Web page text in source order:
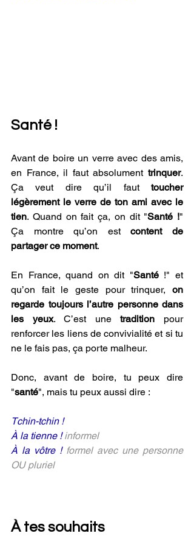
Santé !
Avant de boire un verre avec des amis,
en France, il faut absolument trinquer.
Ça veut dire qu’il faut toucher
légèrement le verre de ton ami avec le
tien. Quand on fait ça, on dit "Santé !"
Ça montre qu’on est content de
partager ce moment.
En France, quand on dit "Santé !" et
qu’on fait le geste pour trinquer, on
regarde toujours l’autre personne dans
les yeux. C’est une tradition pour
renforcer les liens de convivialité et si tu
ne le fais pas, ça porte malheur.
Donc, avant de boire, tu peux dire
"santé", mais tu peux aussi dire :
Tchin-tchin !
À la tienne ! informel
À la vôtre ! formel avec une personne
OU pluriel
À tes souhaits